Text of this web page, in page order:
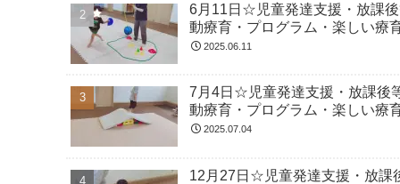
6月11日☆児童発達支援・放課
動療育・プログラム・楽しい療
2025.06.11
7月4日☆児童発達支援・放課後
動療育・プログラム・楽しい療
2025.07.04
12月27日☆児童発達支援・放課